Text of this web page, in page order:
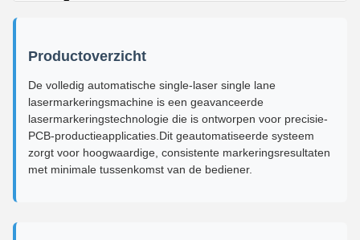
Productoverzicht
De volledig automatische single-laser single lane
lasermarkeringsmachine is een geavanceerde
lasermarkeringstechnologie die is ontworpen voor precisie-
PCB-productieapplicaties.Dit geautomatiseerde systeem
zorgt voor hoogwaardige, consistente markeringsresultaten
met minimale tussenkomst van de bediener.